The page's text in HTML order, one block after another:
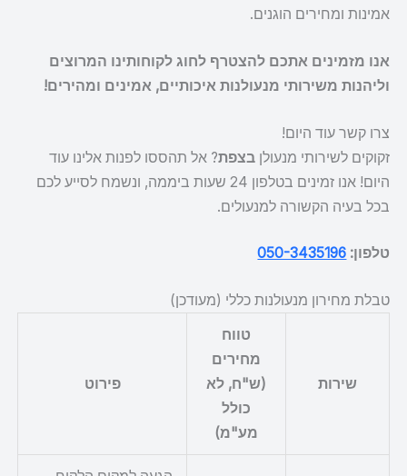
אמינות ומחירים הוגנים.
אנו מזמינים אתכם להצטרף לחוג לקוחותינו המרוצים
וליהנות משירותי מנעולנות איכותיים, אמינים ומהירים!
צרו קשר עוד היום!
זקוקים לשירותי מנעולן בצפת? אל תהססו לפנות אלינו עוד
היום! אנו זמינים בטלפון 24 שעות ביממה, ונשמח לסייע לכם
בכל בעיה הקשורה למנעולים.
טלפון: 050-3435196
טבלת מחירון מנעולנות כללי (מעודכן)
שירות
טווח
מחירים
(ש"ח, לא
כולל
מע"מ)
פירוט